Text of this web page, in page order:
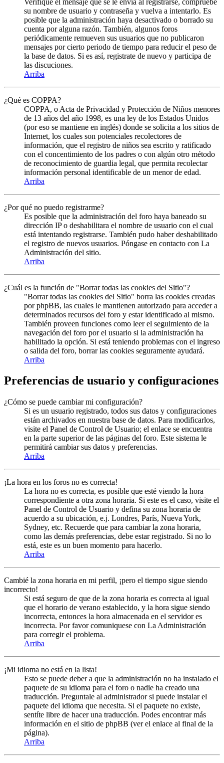
su nombre de usuario y contraseña y vuelva a intentarlo. Es
posible que la administración haya desactivado o borrado su
cuenta por alguna razón. También, algunos foros
periódicamente remueven sus usuarios que no publicaron
mensajes por cierto periodo de tiempo para reducir el peso de
la base de datos. Si es así, registrate de nuevo y participa de
las discuciones.
Arriba
¿Qué es COPPA?
COPPA, o Acta de Privacidad y Protección de Niños menores
de 13 años del año 1998, es una ley de los Estados Unidos
(por eso se mantiene en inglés) donde se solicita a los sitios de
Internet, los cuales son potenciales recolectores de
información, que el registro de niños sea escrito y ratificado
con el concentimiento de los padres o con algún otro método
de reconocimiento de guardia legal, que permita recolectar
información personal identificable de un menor de edad.
Arriba
¿Por qué no puedo registrarme?
Es posible que la administración del foro haya baneado su
dirección IP o deshabilitara el nombre de usuario con el cual
está intentando registrarse. También pudo haber deshabilitado
el registro de nuevos usuarios. Póngase en contacto con La
Administración del sitio.
Arriba
¿Cuál es la función de "Borrar todas las cookies del Sitio"?
"Borrar todas las cookies del Sitio" borra las cookies creadas
por phpBB, las cuales le mantienen autorizado para acceder a
determinados recursos del foro y estar identificado al mismo.
También proveen funciones como leer el seguimiento de la
navegación del foro por el usuario si la administración ha
habilitado la opción. Si está teniendo problemas con el ingreso
o salida del foro, borrar las cookies seguramente ayudará.
Arriba
Preferencias de usuario y configuraciones
¿Cómo se puede cambiar mi configuración?
Si es un usuario registrado, todos sus datos y configuraciones
están archivados en nuestra base de datos. Para modificarlos,
visite el Panel de Control de Usuario; el enlace se encuentra
en la parte superior de las páginas del foro. Este sistema le
permitirá cambiar sus datos y preferencias.
Arriba
¡La hora en los foros no es correcta!
La hora no es correcta, es posible que esté viendo la hora
correspondiente a otra zona horaria. Si este es el caso, visite el
Panel de Control de Usuario y defina su zona horaria de
acuerdo a su ubicación, e.j. Londres, París, Nueva York,
Sydney, etc. Recuerde que para cambiar la zona horaria,
como las demás preferencias, debe estar registrado. Si no lo
está, este es un buen momento para hacerlo.
Arriba
Cambié la zona horaria en mi perfil, ¡pero el tiempo sigue siendo
incorrecto!
Si está seguro de que de la zona horaria es correcta al igual
que el horario de verano establecido, y la hora sigue siendo
incorrecta, entonces la hora almacenada en el servidor es
incorrecta. Por favor comuniquese con La Administración
para corregir el problema.
Arriba
¡Mi idioma no está en la lista!
Esto se puede deber a que la administración no ha instalado el
paquete de su idioma para el foro o nadie ha creado una
traducción. Preguntale al administrador si puede instalar el
paquete del idioma que necesita. Si el paquete no existe,
sentíte libre de hacer una traducción. Podes encontrar más
información en el sitio de phpBB (ver el enlace al final de la
página).
Arriba